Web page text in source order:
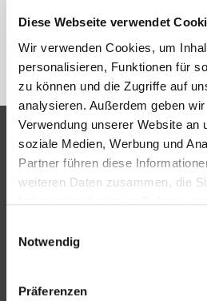
Diese Webseite verwendet
Wir verwenden Cookies, um
personalisieren, Funktionen für
zu können und die Zugriffe auf
analysieren. Außerdem geben
Verwendung unserer Website an
soziale Medien, Werbung und
Partner führen diese
weiteren Daten zusammen, die
Notwendig
Präferenzen
Kinderturnen
Please install and activate
to work this widget.
Partner
Bündnis